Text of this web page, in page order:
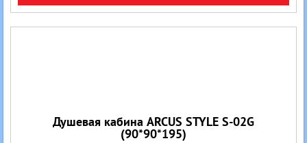
Душевая кабина ARCUS STYLE S-02G
(90*90*195)